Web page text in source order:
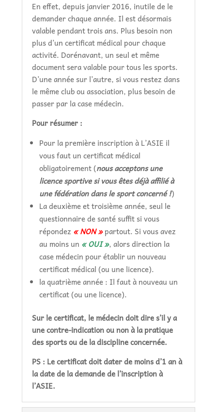
En effet, depuis janvier 2016, inutile de le
demander chaque année. Il est désormais
valable pendant trois ans. Plus besoin non
plus d’un certificat médical pour chaque
activité. Dorénavant, un seul et même
document sera valable pour tous les sports.
D’une année sur l’autre, si vous restez dans
le même club ou association, plus besoin de
passer par la case médecin.
Pour résumer :
Pour la première inscription à L’ASIE il
vous faut un certificat médical
obligatoirement (nous acceptons une
licence sportive si vous êtes déjà affilié à
une fédération dans le sport concerné !)
La deuxième et troisième année, seul le
questionnaire de santé suffit si vous
répondez « NON » partout. Si vous avez
au moins un « OUI », alors direction la
case médecin pour établir un nouveau
certificat médical (ou une licence).
la quatrième année : Il faut à nouveau un
certificat (ou une licence).
Sur le certificat, le médecin doit dire s’il y a
une contre-indication ou non à la pratique
des sports ou de la discipline concernée.
PS : Le certificat doit dater de moins d’1 an à
la date de la demande de l’inscription à
l’ASIE.